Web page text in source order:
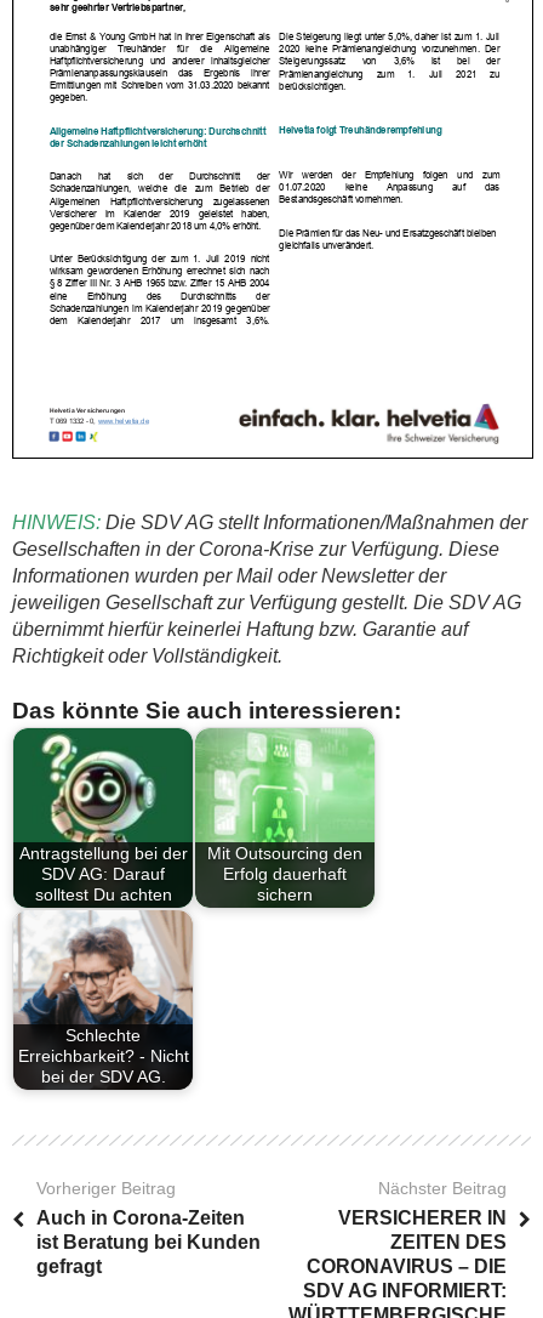
HINWEIS: Die SDV AG stellt Informationen/Maßnahmen der
Gesellschaften in der Corona-Krise zur Verfügung. Diese
Informationen wurden per Mail oder Newsletter der
jeweiligen Gesellschaft zur Verfügung gestellt. Die SDV AG
übernimmt hierfür keinerlei Haftung bzw. Garantie auf
Richtigkeit oder Vollständigkeit.
Das könnte Sie auch interessieren:
Antragstellung bei der
SDV AG: Darauf
solltest Du achten
Mit Outsourcing den
Erfolg dauerhaft
sichern
Schlechte
Erreichbarkeit? - Nicht
bei der SDV AG.
Vorheriger Beitrag
Auch in Corona-Zeiten
ist Beratung bei Kunden
gefragt
Nächster Beitrag
VERSICHERER IN
ZEITEN DES
CORONAVIRUS – DIE
SDV AG INFORMIERT: